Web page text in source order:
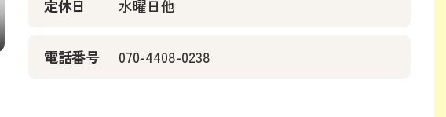
定休日 水曜日他
電話番号 070-4408-0238